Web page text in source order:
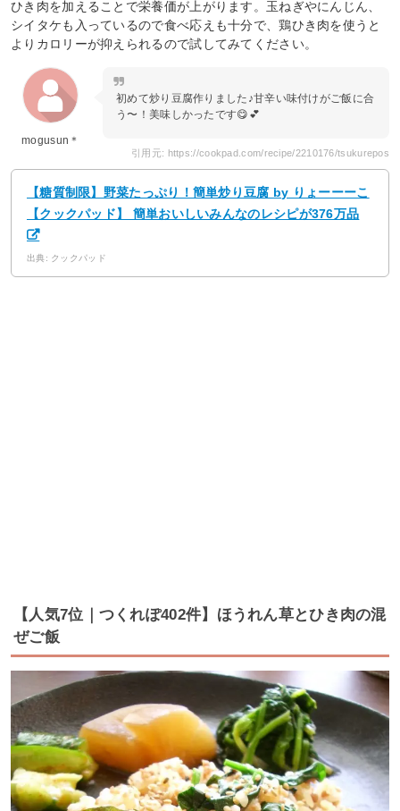
ひき肉を加えることで栄養価が上がります。玉ねぎやにんじん、
シイタケも入っているので食べ応えも十分で、鶏ひき肉を使うと
よりカロリーが抑えられるので試してみてください。
mogusun＊
初めて炒り豆腐作りました♪甘辛い味付けがご飯に合
う〜！美味しかったです😋💕
引用元: https://cookpad.com/recipe/2210176/tsukurepos
【糖質制限】野菜たっぷり！簡単炒り豆腐 by りょーーーこ
【クックパッド】 簡単おいしいみんなのレシピが376万品
出典: クックパッド
【人気7位｜つくれぽ402件】ほうれん草とひき肉の混
ぜご飯